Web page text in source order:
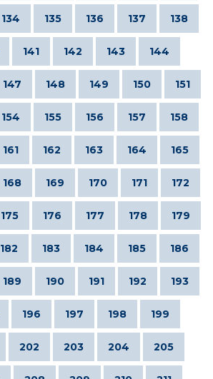
134 135 136 137 138
141 142 143 144
147 148 149 150 151
154 155 156 157 158
161 162 163 164 165
168 169 170 171 172
175 176 177 178 179
182 183 184 185 186
189 190 191 192 193
196 197 198 199
202 203 204 205